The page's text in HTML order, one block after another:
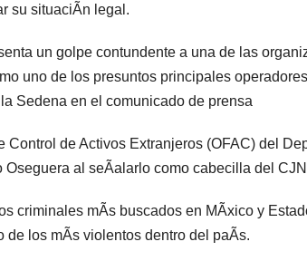
su situaciÃn legal.
un golpe contundente a una de las
uno de los presuntos principales
Sedena en el comunicado de prensa
Control de Activos Extranjeros (OFAC) del
al seÃalarlo como cabecilla del
criminales mÃs buscados en MÃxico y
de los mÃs violentos dentro del paÃs.